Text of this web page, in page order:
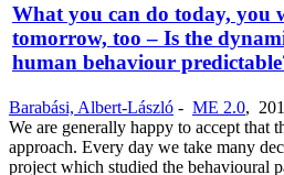
What you can do today, you
tomorrow, too – Is the
human behaviour
Barabási, Albert-László - ME 2.0,
We are generally happy to accept that
approach. Every day we take many
project which studied the behavioural